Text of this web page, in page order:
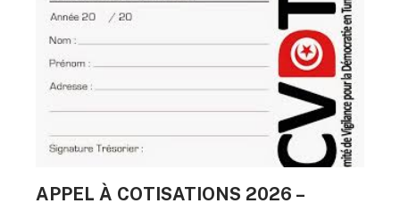
APPEL À COTISATIONS 2026 –